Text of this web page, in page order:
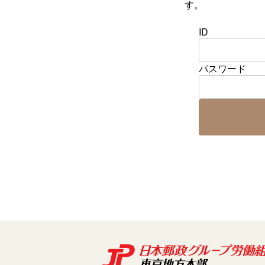
す。
ID
パスワード